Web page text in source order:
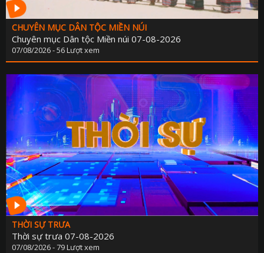
CHUYÊN MỤC DÂN TỘC MIỀN NÚI
Chuyên mục Dân tộc Miền núi 07-08-2026
07/08/2026 - 56 Lượt xem
THỜI SỰ TRƯA
Thời sự trưa 07-08-2026
07/08/2026 - 79 Lượt xem